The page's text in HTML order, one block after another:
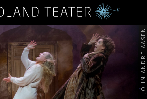
FOTO: JOHN ANDRE AASEN